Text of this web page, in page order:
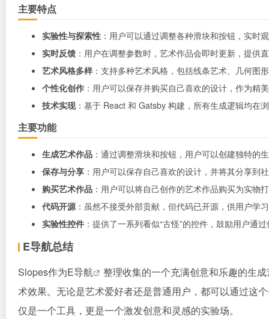
主要特点
实验性与探索性 ：用户可以通过调整各种滑块和按钮，实时
实时反馈 ：用户在调整参数时，艺术作品会即时更新，提供
艺术风格多样 ：支持多种艺术风格，包括线条艺术、几何图
个性化创作 ：用户可以保存并购买自己喜欢的设计，作为精
技术实现：基于 React 和 Gatsby 构建，所有生成逻辑均在
主要功能
生成艺术作品 ：通过调整滑块和按钮，用户可以创建独特的
保存与分享 ：用户可以保存自己喜欢的设计，并将其分享到
购买艺术作品 ：用户可以将自己创作的艺术作品购买为实物
代码开源：虽然不接受外部贡献，但代码已开源，供用户学
实验性控件 ：提供了一系列看似“古怪”的控件，鼓励用户通
E导航总结
Slopes作为E导航
整理收集的一个充满创意和乐趣的生
术效果。无论是艺术爱好者还是普通用户，都可以通过这
仅是一个工具，更是一个激发创意和灵感的实验场。